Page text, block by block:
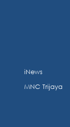
iNews
MNC Trijaya